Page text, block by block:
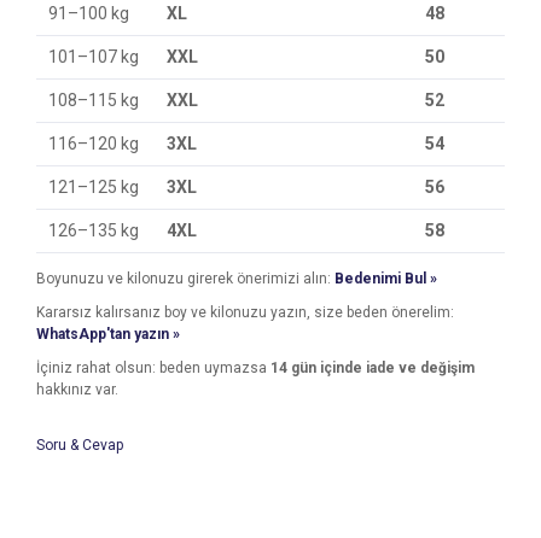
91–100 kg XL 48
101–107 kg XXL 50
108–115 kg XXL 52
116–120 kg 3XL 54
121–125 kg 3XL 56
126–135 kg 4XL 58
Boyunuzu ve kilonuzu girerek önerimizi alın: Bedenimi Bul »
Kararsız kalırsanız boy ve kilonuzu yazın, size beden önerelim:
WhatsApp'tan yazın »
İçiniz rahat olsun: beden uymazsa 14 gün içinde iade ve değişim
hakkınız var.
Soru & Cevap